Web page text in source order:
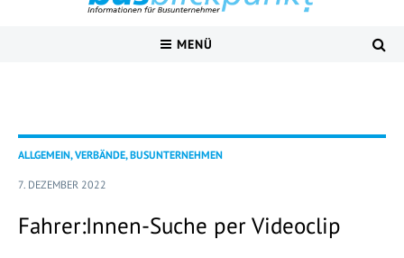
MENÜ
ALLGEMEIN, VERBÄNDE, BUSUNTERNEHMEN
7. DEZEMBER 2022
Fahrer:Innen-Suche per Videoclip